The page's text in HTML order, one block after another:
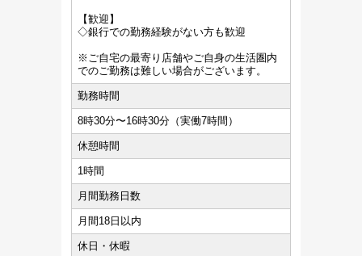
【歓迎】
◇銀行での勤務経験がない方も歓迎
※ご自宅の最寄り店舗やご自身の生活圏内
でのご勤務は難しい場合がございます。
勤務時間
8時30分〜16時30分（実働7時間）
休憩時間
1時間
月間勤務日数
月間18日以内
休日・休暇